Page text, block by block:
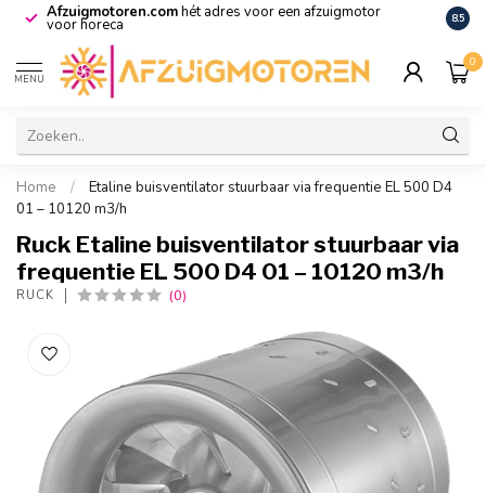
Afzuigmotoren.comhét adres voor een afzuigmotor
voor horeca De
8.5
MENU
0
Home /
Etaline buisventilator stuurbaar via frequentie EL 500 D4
01 – 10120 m3/h
Ruck Etaline buisventilator stuurbaar via
frequentie EL 500 D4 01 – 10120 m3/h
RUCK (0)